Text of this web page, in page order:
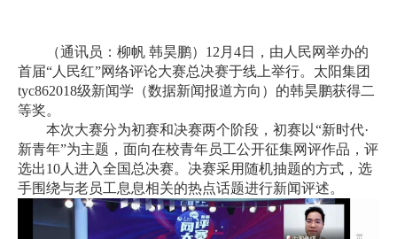
（通讯员：柳帆 韩昊鹏） 12 月4日，由人民网举办的
首届“人民红”网络评论大赛总决赛于线上举行。太阳集团
tyc862018级新闻学（数据新闻报道方向）的韩昊鹏获得二
等奖。
本次大赛分为初赛和决赛两个阶段，初赛以“新时代·
新青年”为主题，面向在校青年员工公开征集网评作品，评
选出10 人进入全国总决赛。决赛采用随机抽题的方式，选
手围绕与老员工息息相关的热点话题进行新闻评述。